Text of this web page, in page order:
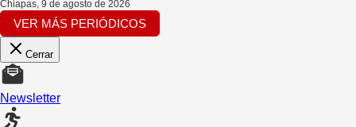
Chiapas, 9 de agosto de 2026
VER MÁS PERIÓDICOS
Cerrar
Newsletter